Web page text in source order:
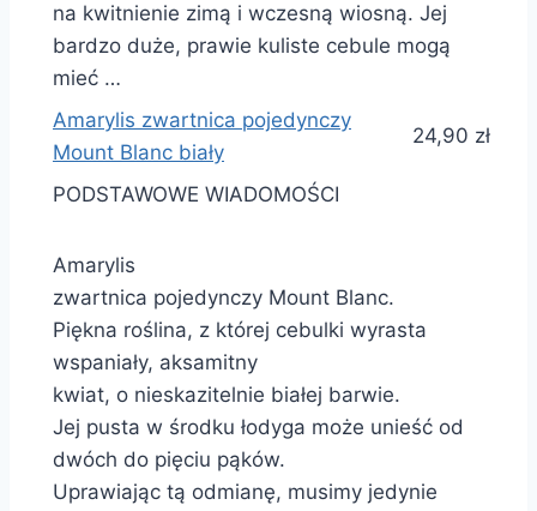
na kwitnienie zimą i wczesną wiosną. Jej
bardzo duże, prawie kuliste cebule mogą
mieć …
Amarylis zwartnica pojedynczy
Mount Blanc biały
24,90 zł
PODSTAWOWE WIADOMOŚCI
Amarylis
zwartnica pojedynczy Mount Blanc.
Piękna roślina, z której cebulki wyrasta
wspaniały, aksamitny
kwiat, o nieskazitelnie białej barwie.
Jej pusta w środku łodyga może unieść od
dwóch do pięciu pąków.
Uprawiając tą odmianę, musimy jedynie